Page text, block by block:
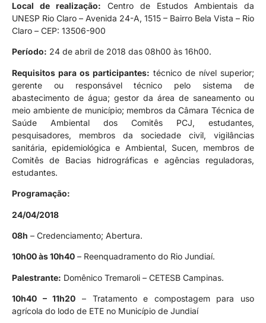
Local de realização: Centro de Estudos Ambientais da
UNESP Rio Claro – Avenida 24-A, 1515 – Bairro Bela Vista – Rio
Claro – CEP: 13506-900
Período: 24 de abril de 2018 das 08h00 às 16h00.
Requisitos para os participantes: técnico de nível superior;
gerente ou responsável técnico pelo sistema de
abastecimento de água; gestor da área de saneamento ou
meio ambiente de município; membros da Câmara Técnica de
Saúde Ambiental dos Comitês PCJ, estudantes,
pesquisadores, membros da sociedade civil, vigilâncias
sanitária, epidemiológica e Ambiental, Sucen, membros de
Comitês de Bacias hidrográficas e agências reguladoras,
estudantes.
Programação:
24/04/2018
08h – Credenciamento; Abertura.
10h00 às 10h40 – Reenquadramento do Rio Jundiaí.
Palestrante: Domênico Tremaroli – CETESB Campinas.
10h40 – 11h20 – Tratamento e compostagem para uso
agrícola do lodo de ETE no Município de Jundiaí